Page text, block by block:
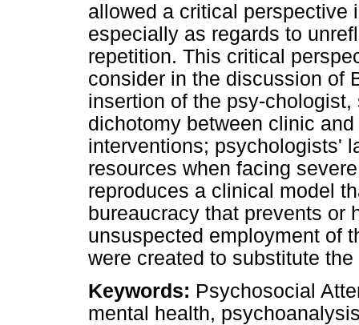
allowed a critical perspective
especially as regards to
repetition. This critical
consider in the discussion of
insertion of the psy-
dichotomy between clinic
interventions; psychologists'
resources when facing
reproduces a clinical model
bureaucracy that prevents or
unsuspected employment of
were created to substitute
Keywords: Psychosocial
mental health,